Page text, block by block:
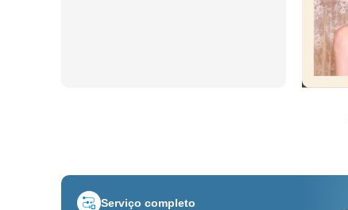
Serviço completo